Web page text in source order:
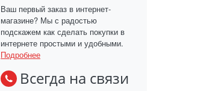
Ваш первый заказ в интернет-
магазине? Мы с радостью
подскажем как сделать покупки в
интернете простыми и удобными.
Подробнее
Всегда на связи